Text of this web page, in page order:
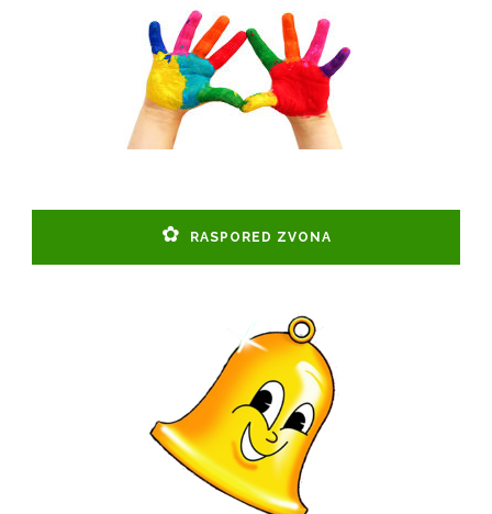
RASPORED ZVONA